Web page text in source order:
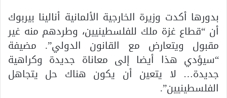
بدورها أكدت وزيرة الخارجية الألمانية أنالينا بيربوك
أن “قطاع غزة ملك للفلسطينيين، وطردهم منه غير
مقبول ويتعارض مع القانون الدولي”. مضيفة
“سيؤدي هذا أيضا إلى معاناة جديدة وكراهية
جديدة… لا يتعين أن يكون هناك حل يتجاهل
الفلسطينيين”.